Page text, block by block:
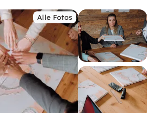
Alle Fotos